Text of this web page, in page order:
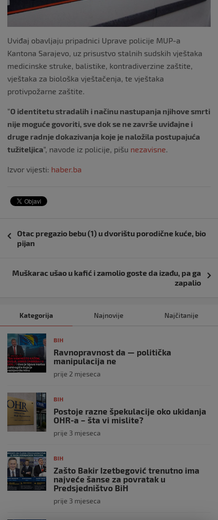
Uviđaj obavljaju pripadnici Uprave policije MUP-a
Kantona Sarajevo, uz prisustvo stalnih sudskih vještaka
medicinske struke, balistike, kontradiverzine zaštite,
vještaka za biološka vještačenja, te vještaka
protivpožarne zaštite.
“O identitetu stradalih i načinu nastupanja njihove smrti
nije moguće govoriti, sve dok se ne završe uviđajne i
druge radnje dokazivanja koje je naložila postupajuća
tužiteljica“, navode iz policije, pišu nezavisne
Izvor vijesti: haber.ba
objava
Otac pregazio bebu (1) u dvorištu porodične kuće, bio
pijan
Muškarac ušao u kafić i zamolio goste da izađu, pa ga
zapalio
Kategorija Najnovije Najčitanije
BIH
Ravnopravnost da — politička
manipulacija ne
prije 2 mjeseca
BIH
Postoje razne špekulacije oko ukidanja
OHR-a – šta vi mislite?
prije 3 mjeseca
BIH
Zašto Bakir Izetbegović trenutno ima
najveće šanse za povratak u
Predsjedništvo BiH
prije 3 mjeseca